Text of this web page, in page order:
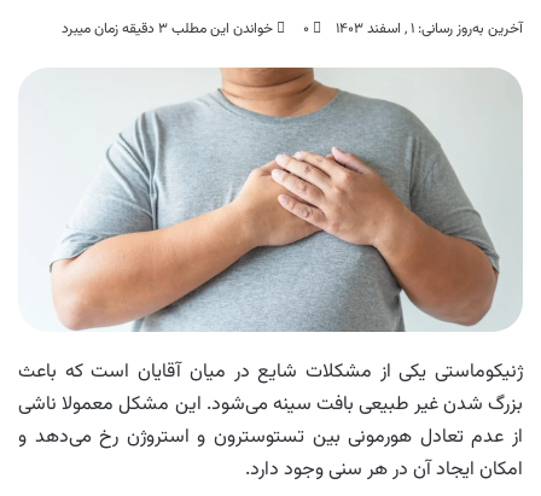
آخرین به‌روز رسانی: ۱ , اسفند ۱۴۰۳ ۰ خواندن این مطلب ۳ دقیقه زمان میبرد
ژنیکوماستی یکی از مشکلات شایع در میان آقایان است که باعث
بزرگ شدن غیر طبیعی بافت سینه می‌شود. این مشکل معمولا ناشی
از عدم تعادل هورمونی بین تستوسترون و استروژن رخ می‌دهد و
امکان ایجاد آن در هر سنی وجود دارد.